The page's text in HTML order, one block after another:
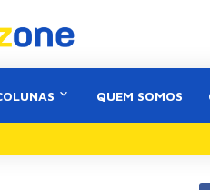
QUEM SOMOS